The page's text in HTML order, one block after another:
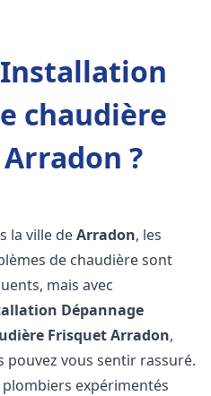
chaudière
?
la ville deArradon, les
de chaudière sont
mais avec
Dépannage
FrisquetArradon,
pouvez vous sentir rassuré.
plombiers expérimentés